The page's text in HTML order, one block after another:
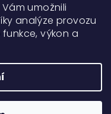
umožnili
analýze provozu
výkon a